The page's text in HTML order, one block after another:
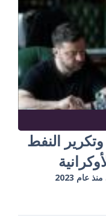
النفط
2023